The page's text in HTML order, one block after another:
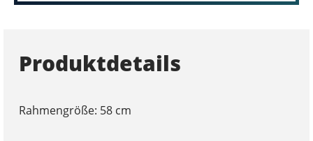
Produktdetails
Rahmengröße: 58 cm